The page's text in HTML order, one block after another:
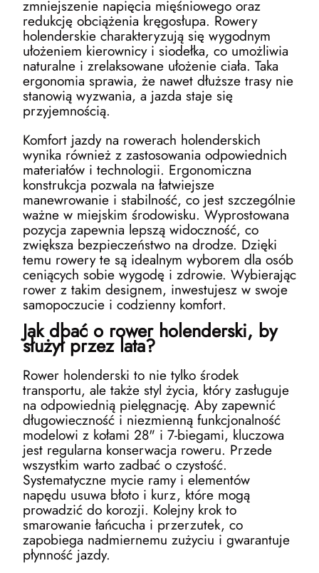
zmniejszenie napięcia mięśniowego oraz
redukcję obciążenia kręgosłupa. Rowery
holenderskie charakteryzują się wygodnym
ułożeniem kierownicy i siodełka, co umożliwia
naturalne i zrelaksowane ułożenie ciała. Taka
ergonomia sprawia, że nawet dłuższe trasy nie
stanowią wyzwania, a jazda staje się
przyjemnością.
Komfort jazdy na rowerach holenderskich
wynika również z zastosowania odpowiednich
materiałów i technologii. Ergonomiczna
konstrukcja pozwala na łatwiejsze
manewrowanie i stabilność, co jest szczególnie
ważne w miejskim środowisku. Wyprostowana
pozycja zapewnia lepszą widoczność, co
zwiększa bezpieczeństwo na drodze. Dzięki
temu rowery te są idealnym wyborem dla osób
ceniących sobie wygodę i zdrowie. Wybierając
rower z takim designem, inwestujesz w swoje
samopoczucie i codzienny komfort.
Jak dbać o rower holenderski, by
służył przez lata?
Rower holenderski to nie tylko środek
transportu, ale także styl życia, który zasługuje
na odpowiednią pielęgnację. Aby zapewnić
długowieczność i niezmienną funkcjonalność
modelowi z kołami 28" i 7-biegami, kluczowa
jest regularna konserwacja roweru. Przede
wszystkim warto zadbać o czystość.
Systematyczne mycie ramy i elementów
napędu usuwa błoto i kurz, które mogą
prowadzić do korozji. Kolejny krok to
smarowanie łańcucha i przerzutek, co
zapobiega nadmiernemu zużyciu i gwarantuje
płynność jazdy.